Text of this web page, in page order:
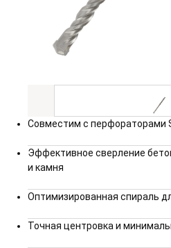
Совместим с перфораторами
Эффективное сверление
и камня
Оптимизированная спираль
Точная центровка и